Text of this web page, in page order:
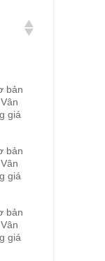
bản
giá
bản
giá
bản
giá